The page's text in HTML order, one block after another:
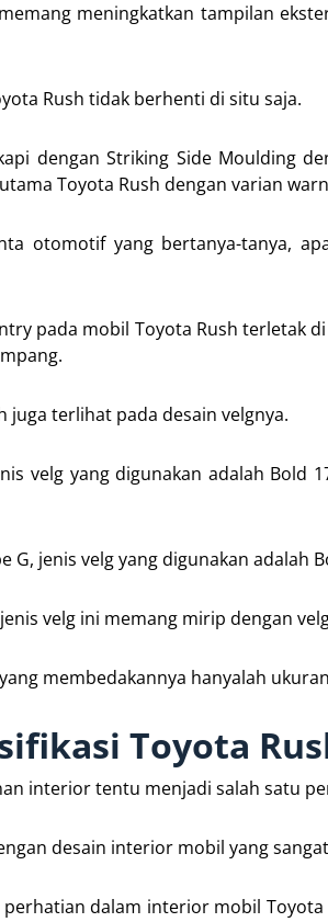
meningkatkan tampilan
Rush tidak berhenti di situ saja.
dengan Striking Side Moulding
Toyota Rush dengan varian
otomotif yang bertanya-tanya,
pada mobil Toyota Rush terletak
juga terlihat pada desain velgnya.
velg yang digunakan adalah Bold
jenis velg yang digunakan adalah
velg ini memang mirip dengan
membedakannya hanyalah
Toyota
interior tentu menjadi salah satu
desain interior mobil yang
dalam interior mobil